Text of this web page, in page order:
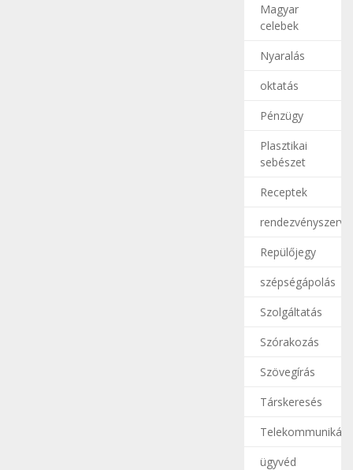
Magyar
celebek
Nyaralás
oktatás
Pénzügy
Plasztikai
sebészet
Receptek
Repülőjegy
szépségápolás
Szolgáltatás
Szórakozás
Szövegírás
Társkeresés
ügyvéd